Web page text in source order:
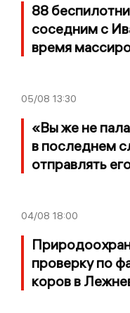
88
соседним с
время
05/08 13:30
«Вы же не
в последнем
отправлять
04/08 18:00
проверку по
коров в